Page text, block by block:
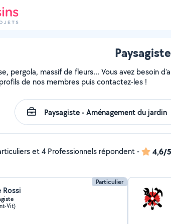
pergola, massif de fleurs... Vous avez besoin
de nos membres puis contactez-les !
et 4 Professionnels répondent- 4,6/5
Particulier
Vit)